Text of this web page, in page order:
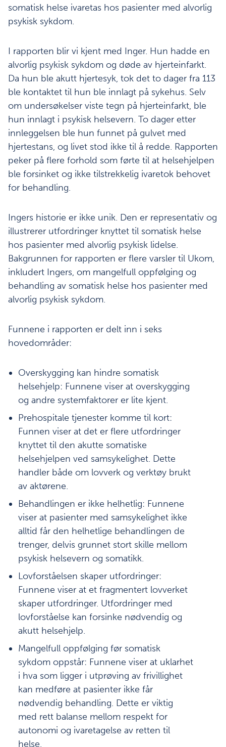
somatisk helse ivaretas hos pasienter med alvorlig
psykisk sykdom.
I rapporten blir vi kjent med Inger. Hun hadde en
alvorlig psykisk sykdom og døde av hjerteinfarkt.
Da hun ble akutt hjertesyk, tok det to dager fra 113
ble kontaktet til hun ble innlagt på sykehus. Selv
om undersøkelser viste tegn på hjerteinfarkt, ble
hun innlagt i psykisk helsevern. To dager etter
innleggelsen ble hun funnet på gulvet med
hjertestans, og livet stod ikke til å redde. Rapporten
peker på flere forhold som førte til at helsehjelpen
ble forsinket og ikke tilstrekkelig ivaretok behovet
for behandling.
Ingers historie er ikke unik. Den er representativ og
illustrerer utfordringer knyttet til somatisk helse
hos pasienter med alvorlig psykisk lidelse.
Bakgrunnen for rapporten er flere varsler til Ukom,
inkludert Ingers, om mangelfull oppfølging og
behandling av somatisk helse hos pasienter med
alvorlig psykisk sykdom.
Funnene i rapporten er delt inn i seks
hovedområder:
Overskygging kan hindre somatisk
helsehjelp: Funnene viser at overskygging
og andre systemfaktorer er lite kjent.
Prehospitale tjenester komme til kort:
Funnen viser at det er flere utfordringer
knyttet til den akutte somatiske
helsehjelpen ved samsykelighet. Dette
handler både om lovverk og verktøy brukt
av aktørene.
Behandlingen er ikke helhetlig: Funnene
viser at pasienter med samsykelighet ikke
alltid får den helhetlige behandlingen de
trenger, delvis grunnet stort skille mellom
psykisk helsevern og somatikk.
Lovforståelsen skaper utfordringer:
Funnene viser at et fragmentert lovverket
skaper utfordringer. Utfordringer med
lovforståelse kan forsinke nødvendig og
akutt helsehjelp.
Mangelfull oppfølging før somatisk
sykdom oppstår: Funnene viser at uklarhet
i hva som ligger i utprøving av frivillighet
kan medføre at pasienter ikke får
nødvendig behandling. Dette er viktig
med rett balanse mellom respekt for
autonomi og ivaretagelse av retten til
helse.